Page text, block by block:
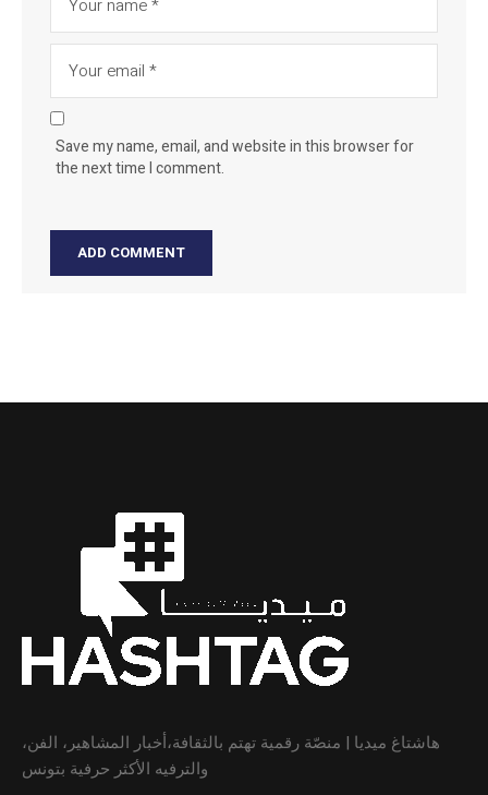
Save my name, email, and website in this browser for
the next time I comment.
هاشتاغ ميديا | منصّة رقمية تهتم بالثقافة،أخبار المشاهير، الفن،
والترفيه الأكثر حرفية بتونس